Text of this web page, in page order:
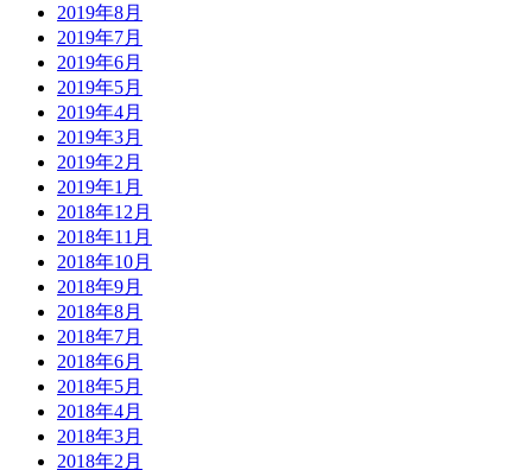
2019年8月
2019年7月
2019年6月
2019年5月
2019年4月
2019年3月
2019年2月
2019年1月
2018年12月
2018年11月
2018年10月
2018年9月
2018年8月
2018年7月
2018年6月
2018年5月
2018年4月
2018年3月
2018年2月